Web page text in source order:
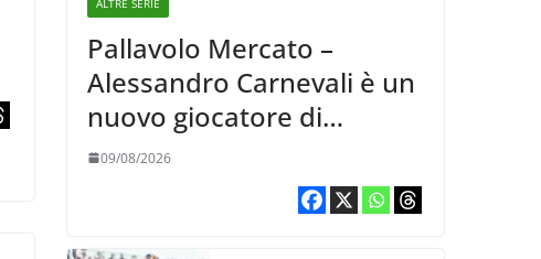
ALTRE SERIE
Pallavolo Mercato –
Alessandro Carnevali è un
nuovo giocatore di
Bologna
09/08/2026